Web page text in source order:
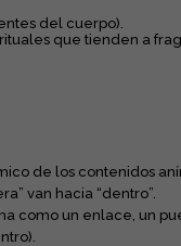
del cuerpo).
que tienden a
de los contenidos
van hacia “dentro”.
como un enlace, un